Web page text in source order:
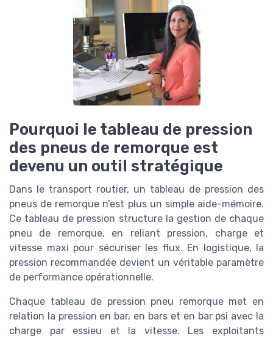
Pourquoi le tableau de pression
des pneus de remorque est
devenu un outil stratégique
Dans le transport routier, un tableau de pression des
pneus de remorque n’est plus un simple aide-mémoire.
Ce tableau de pression structure la gestion de chaque
pneu de remorque, en reliant pression, charge et
vitesse maxi pour sécuriser les flux. En logistique, la
pression recommandée devient un véritable paramètre
de performance opérationnelle.
Chaque tableau de pression pneu remorque met en
relation la pression en bar, en bars et en bar psi avec la
charge par essieu et la vitesse. Les exploitants